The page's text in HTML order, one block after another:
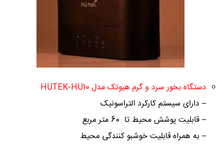
دستگاه بخور سرد و گرم هیوتک مدل HUTEK-HU10
– دارای سیستم کارکرد التراسونیک
– قابلیت پوشش محیط تا 60 متر مربع
– به همراه قابلیت خوشبو کنندگی محیط